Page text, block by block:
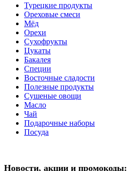
Турецкие продукты
Ореховые смеси
Мёд
Орехи
Сухофрукты
Цукаты
Бакалея
Специи
Восточные сладости
Полезные продукты
Сушеные овощи
Масло
Чай
Подарочные наборы
Посуда
Новости, акции и промокоды: